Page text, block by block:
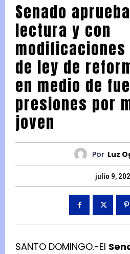
Senado
lectura y con
de ley de
en medio de
presiones por
joven
Por Luz
julio 9,
SANTO DOMINGO.-El